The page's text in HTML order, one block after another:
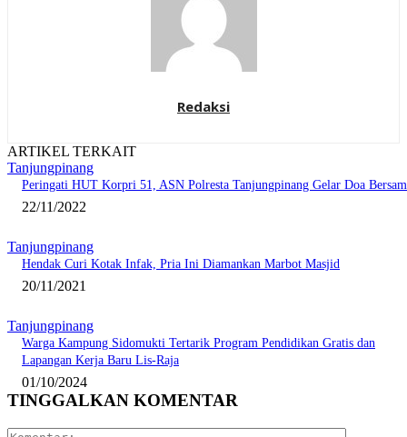
Redaksi
ARTIKEL TERKAIT
Tanjungpinang
Peringati HUT Korpri 51, ASN Polresta Tanjungpinang Gelar Doa
22/11/2022
Tanjungpinang
Hendak Curi Kotak Infak, Pria Ini Diamankan Marbot Masjid
20/11/2021
Tanjungpinang
Warga Kampung Sidomukti Tertarik Program Pendidikan Gratis dan
Lapangan Kerja Baru Lis-Raja
01/10/2024
TINGGALKAN KOMENTAR